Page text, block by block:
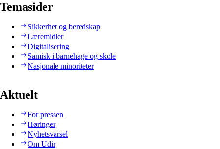
Temasider
Sikkerhet og beredskap
Læremidler
Digitalisering
Samisk i barnehage og skole
Nasjonale minoriteter
Aktuelt
For pressen
Høringer
Nyhetsvarsel
Om Udir